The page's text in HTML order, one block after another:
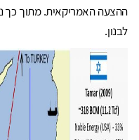
ההצעה האמריקאית. מתוך כך
לבנון.